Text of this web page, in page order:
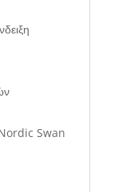
Nordic Swan